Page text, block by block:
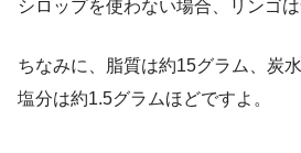
シロップを使わない場合、リンゴは
ちなみに、脂質は約15グラム、炭
塩分は約1.5グラムほどですよ。